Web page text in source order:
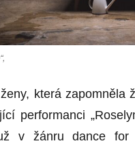
která zapomněla
performanci
v žánru dance for